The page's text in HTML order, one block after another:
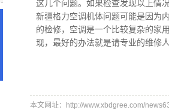
这几个问题。如果检查发现以上情
新疆格力空调机体问题可能是因为
的检修，空调是一个比较复杂的家
现，最好的办法就是请专业的维修
本文网址：http://www.xbdgree.com/